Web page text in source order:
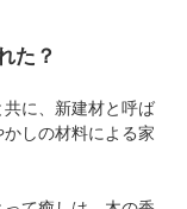
た？
に、新建材と呼ば
しの材料による家